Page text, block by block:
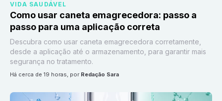
VIDA SAUDÁVEL
Como usar caneta emagrecedora: passo a
passo para uma aplicação correta
Descubra como usar caneta emagrecedora corretamente,
desde a aplicação até o armazenamento, para garantir mais
segurança no tratamento.
há cerca de 19 horas, por Redação Sara